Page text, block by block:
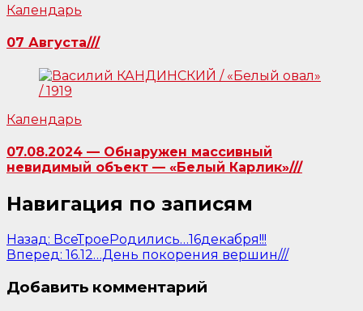
Календарь
07 Августа///
Календарь
07.08.2024 — Обнаружен массивный
невидимый объект — «Белый Карлик»///
Навигация по записям
Назад: ВсеТроеРодились…16декабря!!!
Вперед: 16.12…День покорения вершин///
Добавить комментарий